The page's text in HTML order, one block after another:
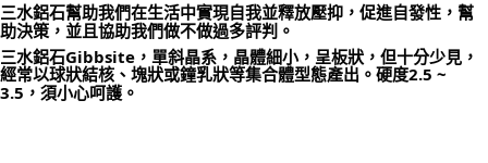
每筆NT$80，滿NT$3,000(含以上)免運費
賣家宅配幫您送（台灣）
每筆NT$80，滿NT$3,000(含以上)免運費
三水鋁石幫助我們在生活中實現自我並釋放壓抑，促進自發性，幫
助決策，並且協助我們做不做過多評判。
三水鋁石Gibbsite，單斜晶系，晶體細小，呈板狀，但十分少見，
經常以球狀結核、塊狀或鐘乳狀等集合體型態產出。硬度2.5 ~
3.5，須小心呵護。